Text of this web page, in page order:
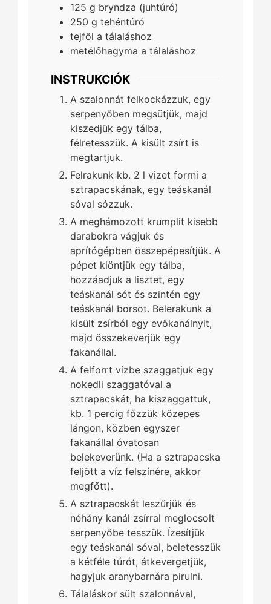
125 g bryndza (juhtúró)
250 g tehéntúró
tejföl a tálaláshoz
metélőhagyma a tálaláshoz
INSTRUKCIÓK
A szalonnát felkockázzuk, egy
serpenyőben megsütjük, majd
kiszedjük egy tálba,
félretesszük. A kisült zsírt is
megtartjuk.
Felrakunk kb. 2 l vizet forrni a
sztrapacskának, egy teáskanál
sóval sózzuk.
A meghámozott krumplit kisebb
darabokra vágjuk és
aprítógépben összepépesítjük. A
pépet kiöntjük egy tálba,
hozzáadjuk a lisztet, egy
teáskanál sót és szintén egy
teáskanál borsot. Belerakunk a
kisült zsírból egy evőkanálnyit,
majd összekeverjük egy
fakanállal.
A felforrt vízbe szaggatjuk egy
nokedli szaggatóval a
sztrapacskát, ha kiszaggattuk,
kb. 1 percig főzzük közepes
lángon, közben egyszer
fakanállal óvatosan
belekeverünk. (Ha a sztrapacska
feljött a víz felszínére, akkor
megfőtt).
A sztrapacskát leszűrjük és
néhány kanál zsírral meglocsolt
serpenyőbe tesszük. Ízesítjük
egy teáskanál sóval, beletesszük
a kétféle túrót, átkevergetjük,
hagyjuk aranybarnára pirulni.
Tálaláskor sült szalonnával,